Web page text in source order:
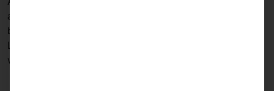
aktuellen Datacenter-CPUs. Damit holen Sie jeweils die
beste Leistung für parallele Workloads, wie Azure
Local, Microservices, und rechenintensiven Workloads,
wie HPC oder AI, heraus.